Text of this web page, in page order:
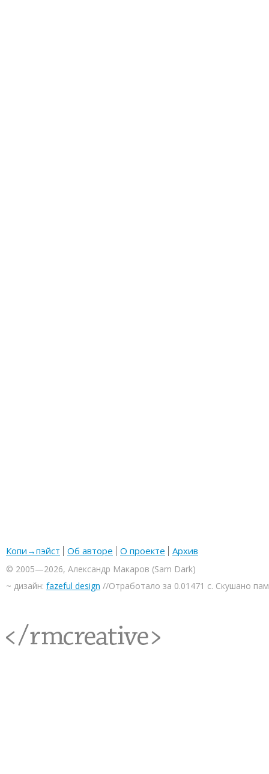
Копи→пэйст Об авторе О проекте Архив
© 2005—2026, Александр Макаров (Sam Dark)
~ дизайн: fazeful design //Отработало за 0.01471 с. Скушано
<rmcreative/>